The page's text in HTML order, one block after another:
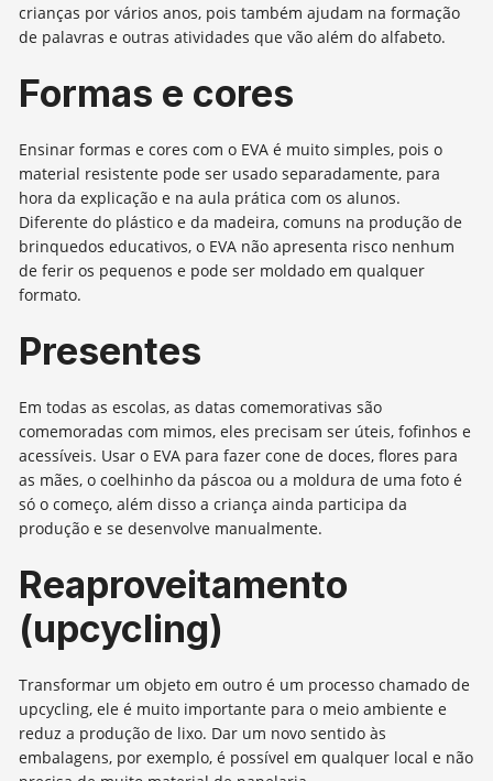
crianças por vários anos, pois também ajudam na formação
de palavras e outras atividades que vão além do alfabeto.
Formas e cores
Ensinar formas e cores com o EVA é muito simples, pois o
material resistente pode ser usado separadamente, para
hora da explicação e na aula prática com os alunos.
Diferente do plástico e da madeira, comuns na produção de
brinquedos educativos, o EVA não apresenta risco nenhum
de ferir os pequenos e pode ser moldado em qualquer
formato.
Presentes
Em todas as escolas, as datas comemorativas são
comemoradas com mimos, eles precisam ser úteis, fofinhos e
acessíveis. Usar o EVA para fazer cone de doces, flores para
as mães, o coelhinho da páscoa ou a moldura de uma foto é
só o começo, além disso a criança ainda participa da
produção e se desenvolve manualmente.
Reaproveitamento
(upcycling)
Transformar um objeto em outro é um processo chamado de
upcycling, ele é muito importante para o meio ambiente e
reduz a produção de lixo. Dar um novo sentido às
embalagens, por exemplo, é possível em qualquer local e não